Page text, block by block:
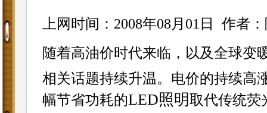
上网时间：2008年08月01日
作者
随着高油价时代来临，以及全球变
相关话题持续升温。电价的持续高
幅节省功耗的LED照明取代传统荧